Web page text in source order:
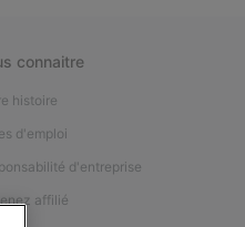
connaitre
histoire
d'emploi
d'entreprise
affilié